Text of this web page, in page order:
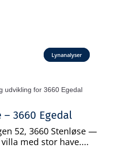
Lynanalyser
3660 Egedal
52, 3660 Stenløse —
med stor have....